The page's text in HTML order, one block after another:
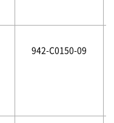
942-C0150-09